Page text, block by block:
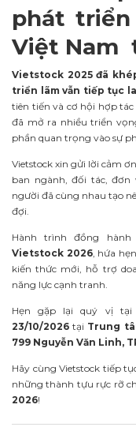
phát triển
Việt Nam
Vietstock 2025 đã
triển lãm vẫn tiếp tục
tiên tiến và cơ hội hợp
đã mở ra nhiều triển
phần quan trọng vào sự
Vietstock xin gửi lời cảm
ban ngành, đối tác,
người đã cùng nhau tạo
đợi.
Hành trình đồng
Vietstock 2026, hứa
kiến thức mới, hỗ trợ
năng lực cạnh tranh.
Hẹn gặp lại quý vị tại
23/10/2026 tại Trung
799 Nguyễn Văn Linh,
Hãy cùng Vietstock tiếp
những thành tựu rực rỡ
2026!